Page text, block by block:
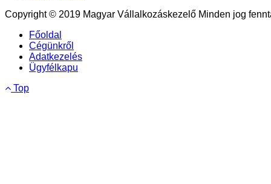
Copyright © 2019 Magyar Vállalkozáskezelő Minden jog
Főoldal
Cégünkről
Adatkezelés
Ügyfélkapu
Top